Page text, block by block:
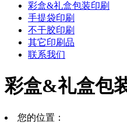
彩盒&礼盒包装印刷
手提袋印刷
不干胶印刷
其它印刷品
联系我们
彩盒&礼盒包
您的位置：